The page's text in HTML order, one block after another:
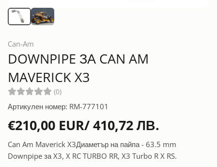
Can-Am
DOWNPIPE ЗА CAN AM
MAVERICK X3
(0)
Артикулен номер: RM-777101
€210,00 EUR/ 410,72 ЛВ.
Can Am Maverick X3Диаметър на пайпа - 63.5 mm
Downpipe за X3, X RC TURBO RR, X3 Turbo R X RS.